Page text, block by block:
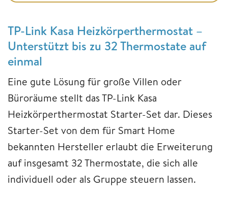
TP-Link Kasa Heizkörperthermostat –
Unterstützt bis zu 32 Thermostate auf
einmal
Eine gute Lösung für große Villen oder
Büroräume stellt das TP-Link Kasa
Heizkörperthermostat Starter-Set dar. Dieses
Starter-Set von dem für Smart Home
bekannten Hersteller erlaubt die Erweiterung
auf insgesamt 32 Thermostate, die sich alle
individuell oder als Gruppe steuern lassen.